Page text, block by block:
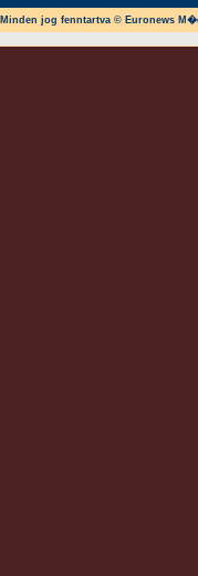
Minden jog fenntartva © Euronews